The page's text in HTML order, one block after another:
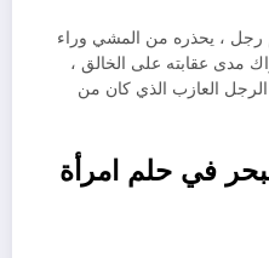
رجل ، يحذره من المشي وراء
مدى عقابته على الخالق ،
الرجل العازب الذي كان من
في حلم امرأة